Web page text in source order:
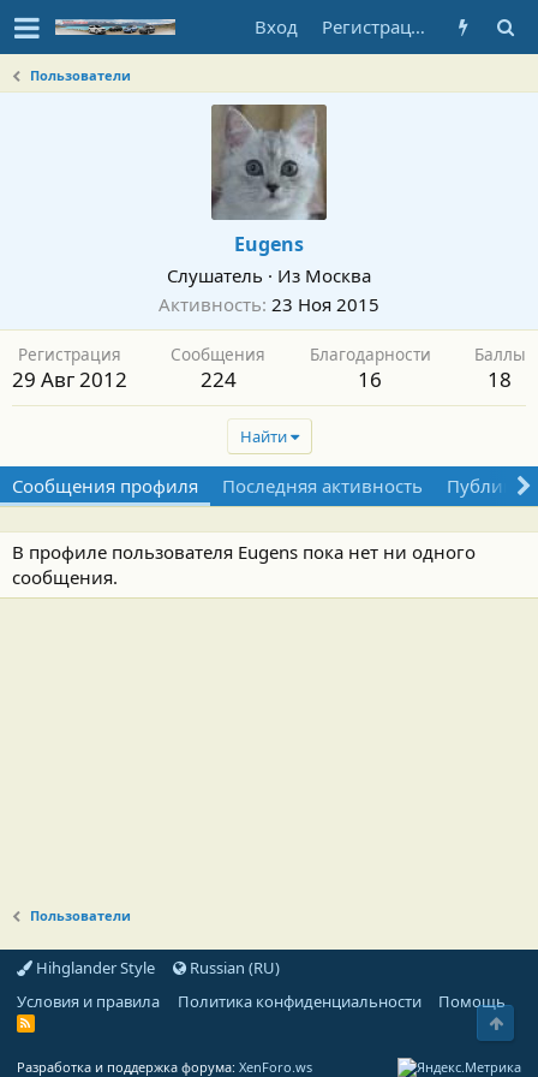
Вход Регистрация
Пользователи
Eugens
Слушатель · Из Москва
Активность 23 Ноя 2015
Регистрация
29 Авг 2012
Сообщения
224
Благодарности
16
Баллы
18
Найти
Сообщения профиля Последняя активность
В профиле пользователя Eugens пока нет ни одного
сообщения.
Пользователи
Hihglander Style
Russian (RU)
Условия и правила
Политика конфиденциальности Помощь
R
Разработка и поддержка форума: XenForo.ws